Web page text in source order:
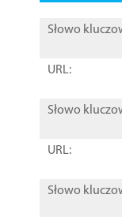
Słowo
URL:
Słowo
URL:
Słowo